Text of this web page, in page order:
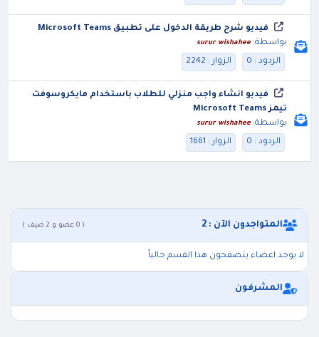
فيديو شرح طريقة الدخول على تطبيق Microsoft Teams
بواسطة:surur wishahee
الردود : 0 الزوار : 2242
فيديو انشاء واجب منزلي للطلاب باستخدام مايكروسوفت
تيمز Microsoft Teams
بواسطة:surur wishahee
الردود : 0 الزوار : 1661
المتواجدون الآن : 2 ( 0 عضو و 2 ضيف )
لا يوجد اعضاء يتصفحون هذا القسم حالياً
المشرفون